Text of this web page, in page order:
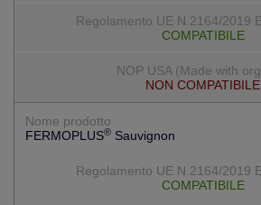
COMPATIBILE
NON COMPATIBILE
FERMOPLUS®Sauvignon
COMPATIBILE